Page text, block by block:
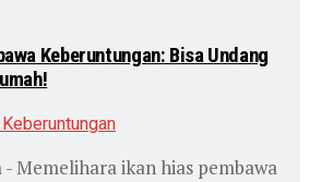
Keberuntungan: Bisa Undang
Memelihara ikan hias pembawa